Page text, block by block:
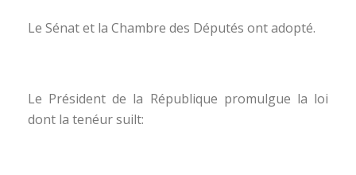
Le Sénat et la Chambre des Députés ont adopté.
Le Président de la République promulgue la loi
dont la tenéur suilt: